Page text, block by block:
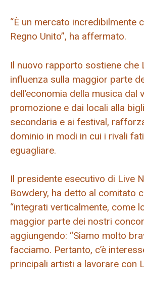
“È un mercato incredibilmente
Regno Unito”, ha affermato.
Il nuovo rapporto sostiene che
influenza sulla maggior parte
dell’economia della musica dal
promozione e dai locali alla
secondaria e ai festival,
dominio in modi in cui i rivali
eguagliare.
Il presidente esecutivo di Live
Bowdery, ha detto al comitato
“integrati verticalmente, come
maggior parte dei nostri
aggiungendo: “Siamo molto
facciamo. Pertanto, c’è
principali artisti a lavorare con